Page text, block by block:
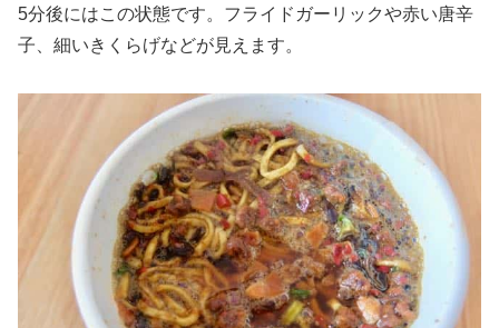
5分後にはこの状態です。フライドガーリックや赤い唐辛
子、細いきくらげなどが見えます。